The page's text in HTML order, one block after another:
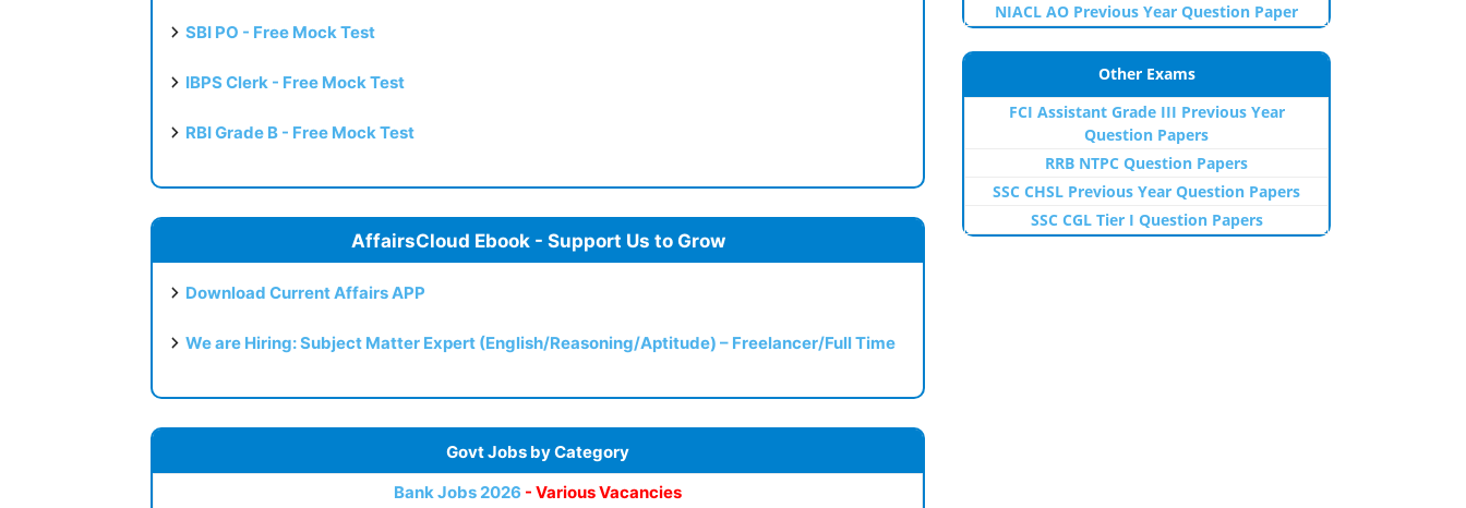
SBI PO - Free Mock Test
IBPS Clerk - Free Mock Test
RBI Grade B - Free Mock Test
AffairsCloud Ebook - Support Us to Grow
Download Current Affairs APP
We are Hiring: Subject Matter Expert (English/Reasoning/Aptitude) – Freelancer/Full Time
Govt Jobs by Category
Bank Jobs 2026 - Various Vacancies
NIACL AO Previous Year Question Paper
Other Exams
FCI Assistant Grade III Previous Year
Question Papers
RRB NTPC Question Papers
SSC CHSL Previous Year Question Papers
SSC CGL Tier I Question Papers